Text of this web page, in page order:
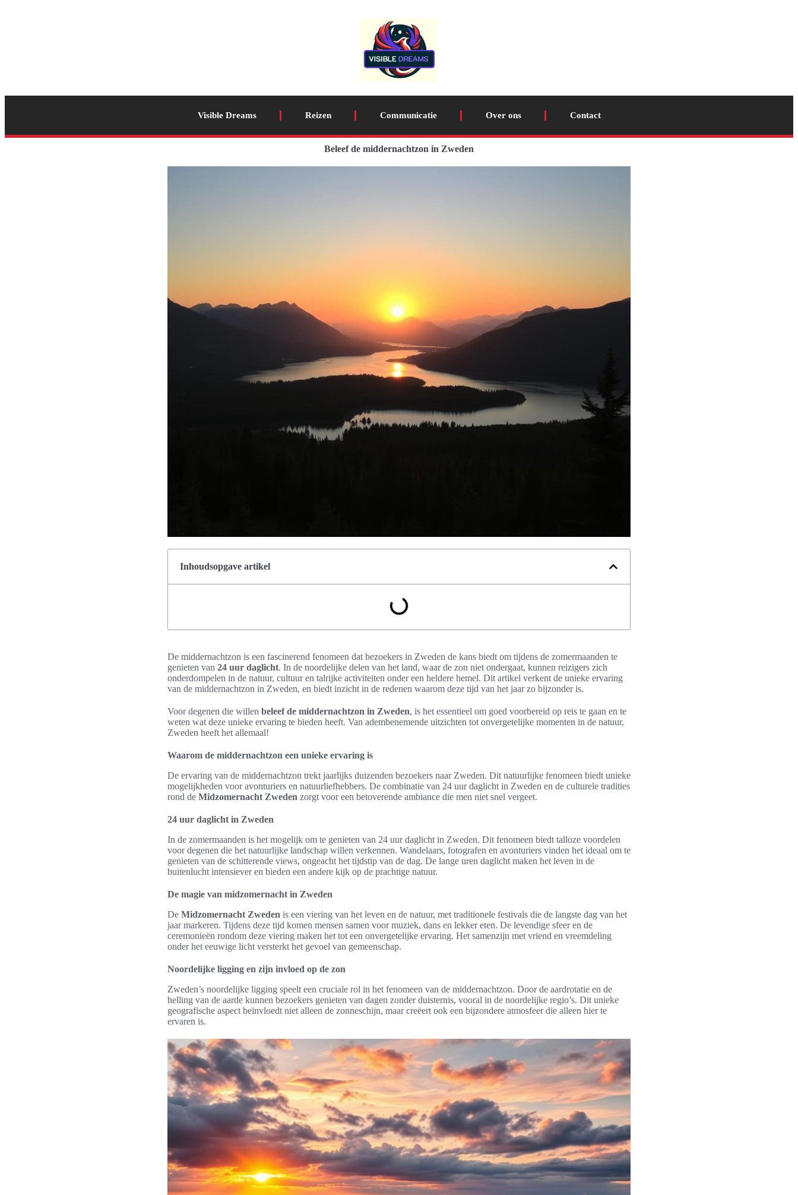
Visible Dreams Reizen Communicatie Over ons Contact
Beleef de middernachtzon in Zweden
Inhoudsopgave artikel
De middernachtzon is een fascinerend fenomeen dat bezoekers in Zweden de kans biedt om tijdens de zomermaanden te
genieten van 24 uur daglicht. In de noordelijke delen van het land, waar de zon niet ondergaat, kunnen reizigers zich
onderdompelen in de natuur, cultuur en talrijke activiteiten onder een heldere hemel. Dit artikel verkent de unieke ervaring
van de middernachtzon in Zweden, en biedt inzicht in de redenen waarom deze tijd van het jaar zo bijzonder is.
Voor degenen die willen beleef de middernachtzon in Zweden, is het essentieel om goed voorbereid op reis te gaan en te
weten wat deze unieke ervaring te bieden heeft. Van adembenemende uitzichten tot onvergetelijke momenten in de natuur,
Zweden heeft het allemaal!
Waarom de middernachtzon een unieke ervaring is
De ervaring van de middernachtzon trekt jaarlijks duizenden bezoekers naar Zweden. Dit natuurlijke fenomeen biedt unieke
mogelijkheden voor avonturiers en natuurliefhebbers. De combinatie van 24 uur daglicht in Zweden en de culturele tradities
rond de Midzomernacht Zweden zorgt voor een betoverende ambiance die men niet snel vergeet.
24 uur daglicht in Zweden
In de zomermaanden is het mogelijk om te genieten van 24 uur daglicht in Zweden. Dit fenomeen biedt talloze voordelen
voor degenen die het natuurlijke landschap willen verkennen. Wandelaars, fotografen en avonturiers vinden het ideaal om te
genieten van de schitterende views, ongeacht het tijdstip van de dag. De lange uren daglicht maken het leven in de
buitenlucht intensiever en bieden een andere kijk op de prachtige natuur.
De magie van midzomernacht in Zweden
De Midzomernacht Zweden is een viering van het leven en de natuur, met traditionele festivals die de langste dag van het
jaar markeren. Tijdens deze tijd komen mensen samen voor muziek, dans en lekker eten. De levendige sfeer en de
ceremonieën rondom deze viering maken het tot een onvergetelijke ervaring. Het samenzijn met vriend en vreemdeling
onder het eeuwige licht versterkt het gevoel van gemeenschap.
Noordelijke ligging en zijn invloed op de zon
Zweden’s noordelijke ligging speelt een cruciale rol in het fenomeen van de middernachtzon. Door de aardrotatie en de
helling van de aarde kunnen bezoekers genieten van dagen zonder duisternis, vooral in de noordelijke regio’s. Dit unieke
geografische aspect beïnvloedt niet alleen de zonneschijn, maar creëert ook een bijzondere atmosfeer die alleen hier te
ervaren is.